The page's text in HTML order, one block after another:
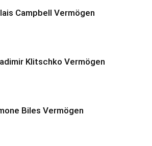
Campbell Vermögen
Klitschko Vermögen
Biles Vermögen